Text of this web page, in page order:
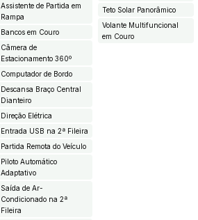
Assistente de Partida em
Rampa
Bancos em Couro
Câmera de
Estacionamento 360º
Computador de Bordo
Descansa Braço Central
Dianteiro
Direção Elétrica
Entrada USB na 2ª Fileira
Partida Remota do Veículo
Piloto Automático
Adaptativo
Saída de Ar-
Condicionado na 2ª
Fileira
Teto Solar Panorâmico
Volante Multifuncional
em Couro